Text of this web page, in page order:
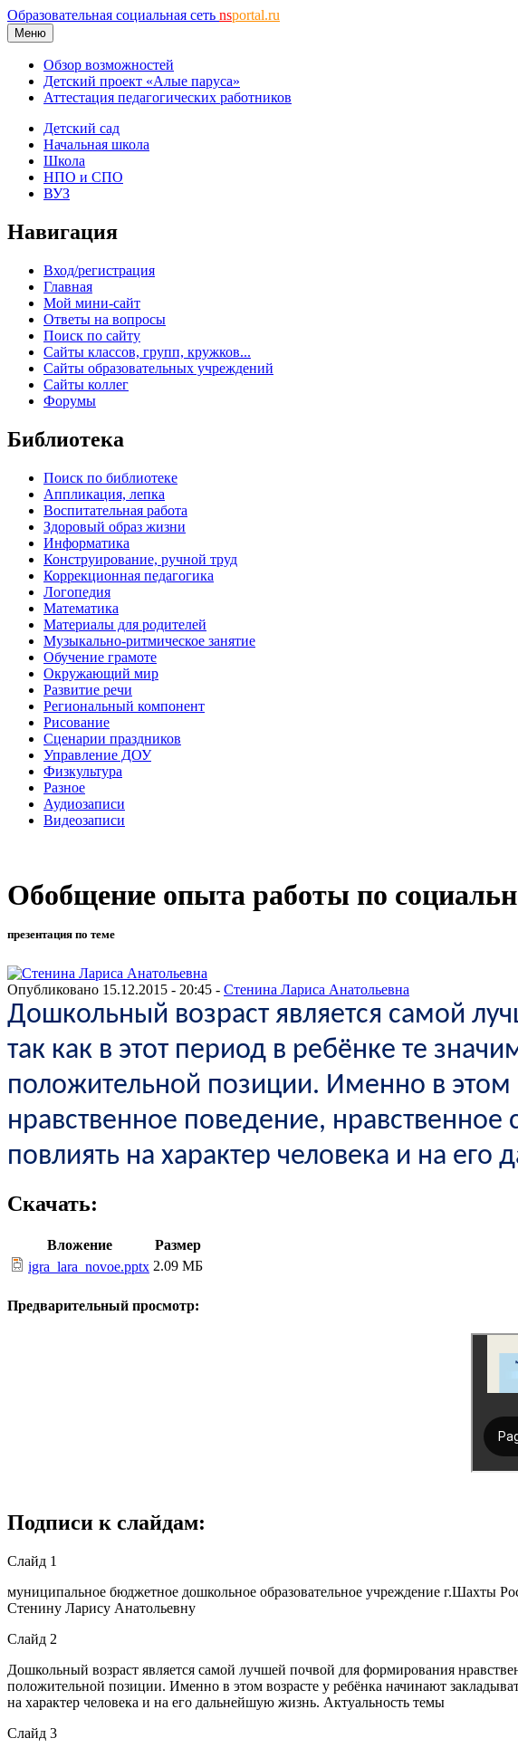
Образовательная социальная сеть nsportal.ru
Меню
Обзор возможностей
Детский проект «Алые паруса»
Аттестация педагогических работников
Детский сад
Начальная школа
Школа
НПО и СПО
ВУЗ
Навигация
Вход/регистрация
Главная
Мой мини-сайт
Ответы на вопросы
Поиск по сайту
Сайты классов, групп, кружков...
Сайты образовательных учреждений
Сайты коллег
Форумы
Библиотека
Поиск по библиотеке
Аппликация, лепка
Воспитательная работа
Здоровый образ жизни
Информатика
Конструирование, ручной труд
Коррекционная педагогика
Логопедия
Математика
Материалы для родителей
Музыкально-ритмическое занятие
Обучение грамоте
Окружающий мир
Развитие речи
Региональный компонент
Рисование
Сценарии праздников
Управление ДОУ
Физкультура
Разное
Аудиозаписи
Видеозаписи
Обобщение опыта работы по
презентация по теме
Опубликовано 15.12.2015 - 20:45 - Стенина Лариса Анатольевна
Дошкольный возраст является самой
так как в этот период в ребёнке те
положительной позиции. Именно в этом
нравственное поведение,
повлиять на характер человека и на
Скачать:
Вложение
Размер
igra_lara_novoe.pptx 2.09 МБ
Предварительный просмотр:
Подписи к слайдам:
Слайд 1
муниципальное бюджетное дошкольное образовательное учреждение г.Шахты
Стенину Ларису Анатольевну
Слайд 2
Дошкольный возраст является самой лучшей почвой для формирования
положительной позиции. Именно в этом возрасте у ребёнка начинают
на характер человека и на его дальнейшую жизнь. Актуальность темы
Слайд 3